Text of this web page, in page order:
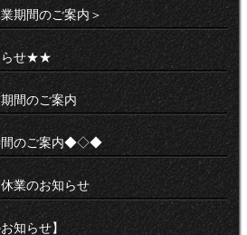
期間のご案内＞
らせ★★
間のご案内
のご案内◆◇◆
業のお知らせ
知らせ】